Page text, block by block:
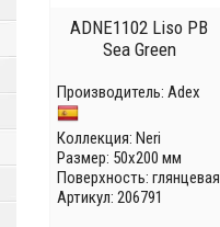
ADNE1102 Liso PB
Sea Green
Производитель: Adex
Коллекция: Neri
Размер: 50x200 мм
Поверхность: глянцевая
Артикул: 206791